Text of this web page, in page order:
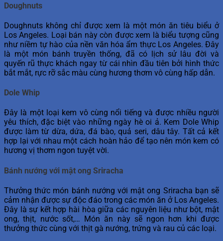
Doughnuts
Doughnuts không chỉ được xem là một món ăn tiêu biểu ở
Los Angeles. Loại bán này còn được xem là biểu tượng cũng
như niềm tự hào của nền văn hóa ẩm thực Los Angeles. Đây
là một món bánh truyền thống, đã có lịch sử lâu đời và
quyến rũ thực khách ngay từ cái nhìn đầu tiên bởi hình thức
bắt mắt, rực rỡ sắc màu cùng hương thơm vô cùng hấp dẫn.
Dole Whip
Đây là một loại kem vô cùng nổi tiếng và được nhiều người
yêu thích, đặc biệt vào những ngày hè oi ả. Kem Dole Whip
được làm từ dừa, dứa, đá bào, quả seri, dâu tây. Tất cả kết
hợp lại với nhau một cách hoàn hảo để tạo nên món kem có
hương vị thơm ngon tuyệt vời.
Bánh nướng với mật ong Sriracha
Thưởng thức món bánh nướng với mật ong Sriracha bạn sẽ
cảm nhận được sự độc đáo trong các món ăn ở Los Angeles.
Đây là sự kết hợp hài hòa giữa các nguyên liệu như bột, mật
ong, thịt, nước sốt,… Món ăn này sẽ ngon hơn khi được
thưởng thức cùng với thịt gà nướng, trứng và rau củ các loại.